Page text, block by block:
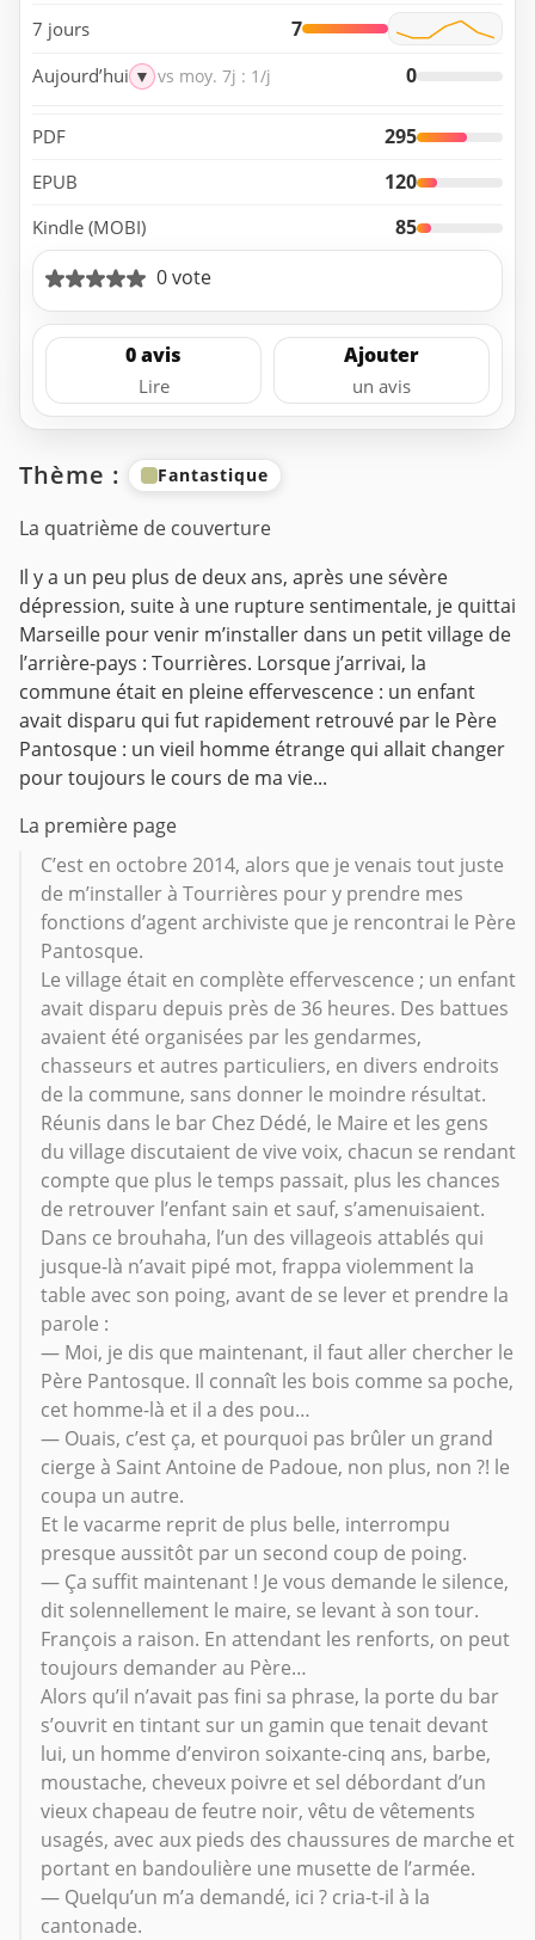
7 jours 7
Aujourd’hui ▼ vs moy. 7j : 1/j 0
PDF 295
EPUB 120
Kindle (MOBI)
85
0 vote
0 avis
Lire
Ajouter
un avis
Thème : Fantastique
La quatrième de couverture
Il y a un peu plus de deux ans, après une sévère
dépression, suite à une rupture sentimentale, je quittai
Marseille pour venir m’installer dans un petit village de
l’arrière-pays : Tourrières. Lorsque j’arrivai, la
commune était en pleine effervescence : un enfant
avait disparu qui fut rapidement retrouvé par le Père
Pantosque : un vieil homme étrange qui allait changer
pour toujours le cours de ma vie...
La première page
C’est en octobre 2014, alors que je venais tout juste
de m’installer à Tourrières pour y prendre mes
fonctions d’agent archiviste que je rencontrai le Père
Pantosque.
Le village était en complète effervescence ; un enfant
avait disparu depuis près de 36 heures. Des battues
avaient été organisées par les gendarmes,
chasseurs et autres particuliers, en divers endroits
de la commune, sans donner le moindre résultat.
Réunis dans le bar Chez Dédé, le Maire et les gens
du village discutaient de vive voix, chacun se rendant
compte que plus le temps passait, plus les chances
de retrouver l’enfant sain et sauf, s’amenuisaient.
Dans ce brouhaha, l’un des villageois attablés qui
jusque-là n’avait pipé mot, frappa violemment la
table avec son poing, avant de se lever et prendre la
parole :
— Moi, je dis que maintenant, il faut aller chercher le
Père Pantosque. Il connaît les bois comme sa poche,
cet homme-là et il a des pou…
— Ouais, c’est ça, et pourquoi pas brûler un grand
cierge à Saint Antoine de Padoue, non plus, non ?! le
coupa un autre.
Et le vacarme reprit de plus belle, interrompu
presque aussitôt par un second coup de poing.
— Ça suffit maintenant ! Je vous demande le silence,
dit solennellement le maire, se levant à son tour.
François a raison. En attendant les renforts, on peut
toujours demander au Père…
Alors qu’il n’avait pas fini sa phrase, la porte du bar
s’ouvrit en tintant sur un gamin que tenait devant
lui, un homme d’environ soixante-cinq ans, barbe,
moustache, cheveux poivre et sel débordant d’un
vieux chapeau de feutre noir, vêtu de vêtements
usagés, avec aux pieds des chaussures de marche et
portant en bandoulière une musette de l’armée.
— Quelqu’un m’a demandé, ici ? cria-t-il à la
cantonade.